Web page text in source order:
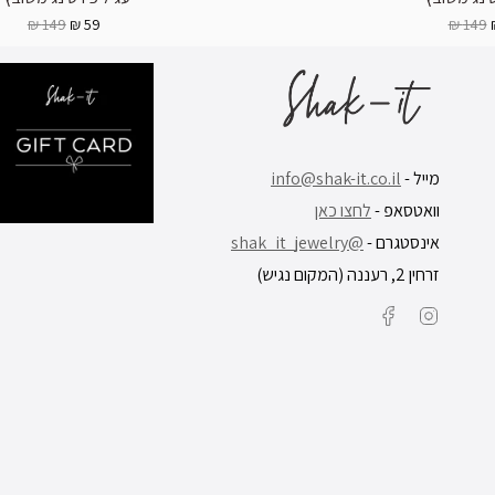
59 ₪
149 ₪ 149 ₪
מייל -info@shak-it.co.il
וואטסאפ -לחצו כאן
אינסטגרם -@shak_it_jewelry
זרחין 2, רעננה (המקום נגיש)
Instagram